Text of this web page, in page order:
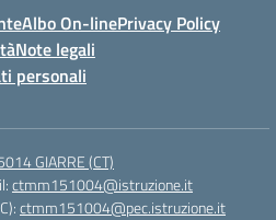
Albo On-linePrivacy Policy
Note legali
personali
GIARRE (CT)
ctmm151004@istruzione.it
ctmm151004@pec.istruzione.it